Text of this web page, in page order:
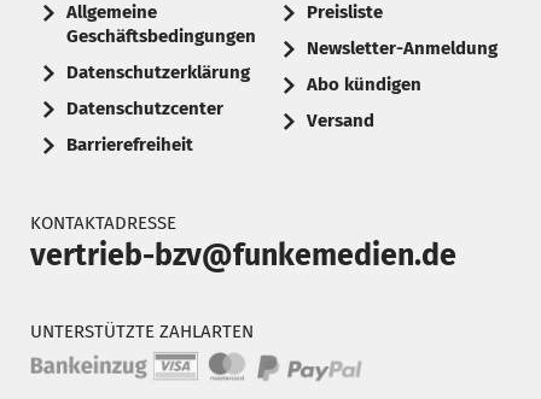
Allgemeine
Geschäftsbedingungen
Datenschutzerklärung
Datenschutzcenter
Barrierefreiheit
Preisliste
Newsletter-Anmeldung
Abo kündigen
Versand
KONTAKTADRESSE
vertrieb-bzv@funkemedien.de
UNTERSTÜTZTE ZAHLARTEN